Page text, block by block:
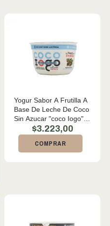
Yogur Sabor A Frutilla A
Base De Leche De Coco
Sin Azucar "coco Iogo"
Vegano 160 Gr
$3.223,00
COMPRAR